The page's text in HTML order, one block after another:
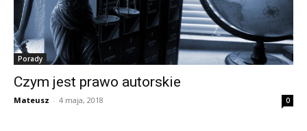
Porady
Czym jest prawo autorskie
Mateusz - 4 maja, 2018 0